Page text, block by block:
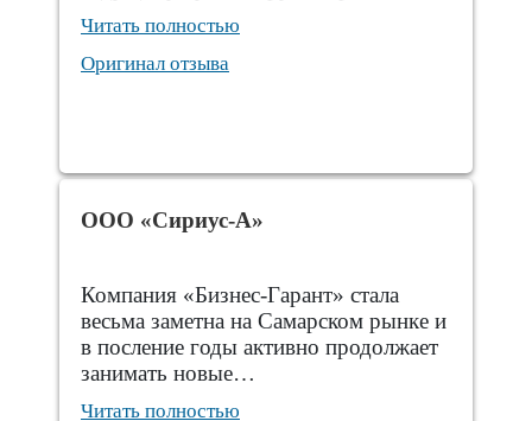
Читать полностью
Оригинал отзыва
ООО «Сириус-А»
Компания «Бизнес-Гарант» стала
весьма заметна на Самарском рынке и
в посление годы активно продолжает
занимать новые…
Читать полностью